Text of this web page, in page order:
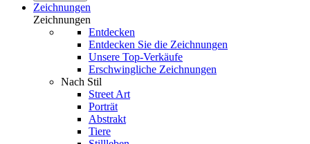
Zeichnungen
Zeichnungen
Entdecken
Entdecken Sie die Zeichnungen
Unsere Top-Verkäufe
Erschwingliche Zeichnungen
Nach Stil
Street Art
Porträt
Abstrakt
Tiere